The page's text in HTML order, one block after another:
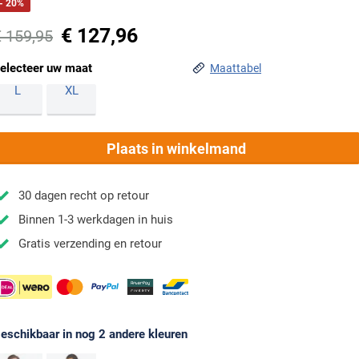
- 20%
159,95 € 127,96
uw maat Maattabel
L XL
Plaats in winkelmand
30 dagen recht op retour
Binnen 1-3 werkdagen in huis
Gratis verzending en retour
in nog 2 andere kleuren